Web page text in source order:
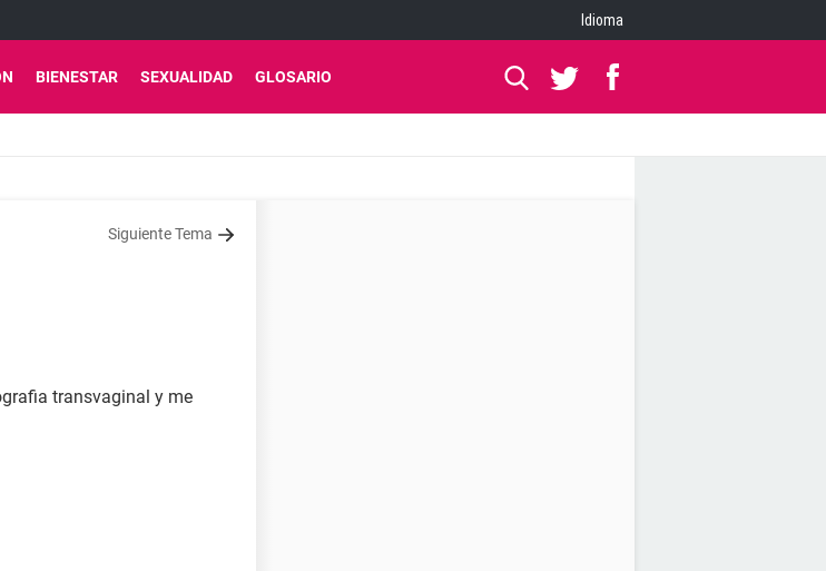
Idioma
BIENESTAR SEXUALIDAD GLOSARIO
Siguiente Tema
transvaginal y me